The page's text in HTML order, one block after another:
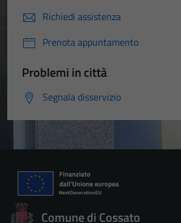
Richiedi assistenza
Prenota appuntamento
Problemi in città
Segnala disservizio
Comune di Cossato